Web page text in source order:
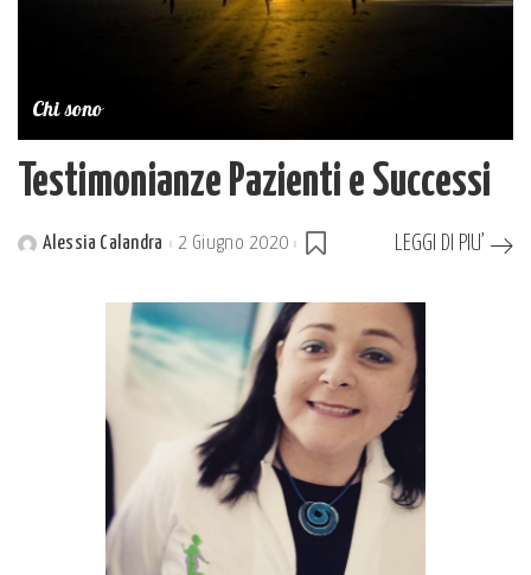
Chi sono
Testimonianze Pazienti e Successi
PostedAlessia Calandra 2 Giugno 2020 LEGGI DI PIU’